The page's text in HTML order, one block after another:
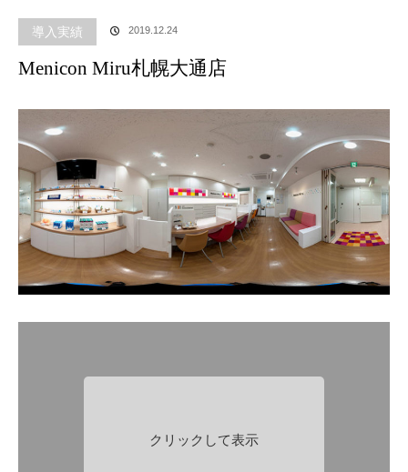
導入実績 2019.12.24
Menicon Miru札幌大通店
クリックして表示